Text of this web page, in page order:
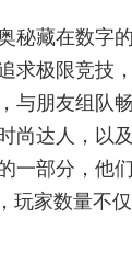
秘藏在数字
求极限竞技
与朋友组队
尚达人，以
一部分，他
玩家数量不